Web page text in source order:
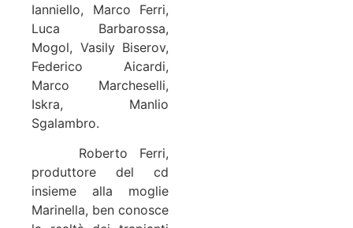
Ianniello, Marco Ferri,
Luca Barbarossa,
Mogol, Vasily Biserov,
Federico Aicardi,
Marco Marcheselli,
Iskra, Manlio
Sgalambro.
Roberto Ferri,
produttore del cd
insieme alla moglie
Marinella, ben conosce